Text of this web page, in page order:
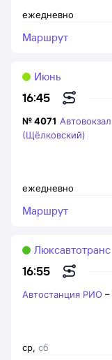
ежедневно
Маршрут
16:45
Июнь
ежедневно
№4071 Автовокзал
(Щёлковский)
Маршрут
16:55
Люксавтотранс
ср, сб
Автостанция РИО –